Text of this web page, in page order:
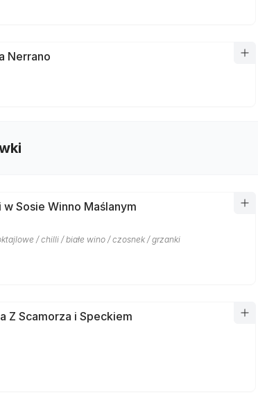
Nerrano
Sosie Winno Maślanym
/ chilli / białe wino / czosnek / grzanki
Z Scamorza i Speckiem